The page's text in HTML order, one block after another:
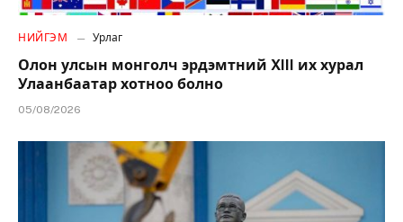
НИЙГЭМ Урлаг
Олон улсын монголч эрдэмтний XIII их хурал
Улаанбаатар хотноо болно
05/08/2026